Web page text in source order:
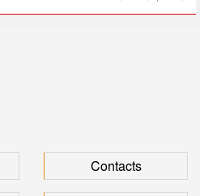
মৃত্যু, হাসপাতালে ৩ শতাধিক
Contacts